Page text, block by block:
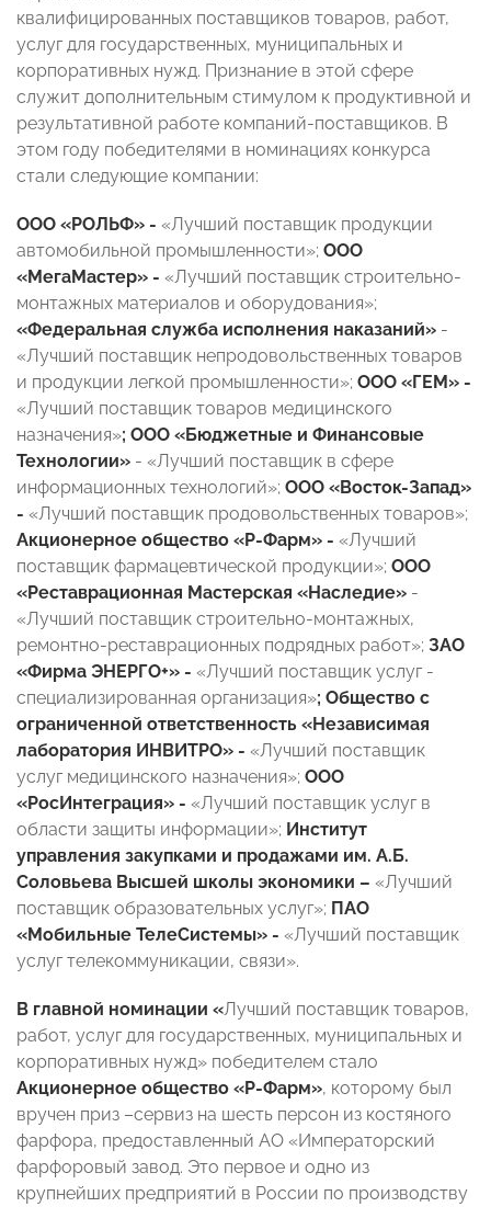
квалифицированных поставщиков товаров, работ,
услуг для государственных, муниципальных и
корпоративных нужд. Признание в этой сфере
служит дополнительным стимулом к продуктивной и
результативной работе компаний-поставщиков. В
этом году победителями в номинациях конкурса
стали следующие компании:
ООО «РОЛЬФ» - «Лучший поставщик продукции
автомобильной промышленности»; ООО
«МегаМастер» - «Лучший поставщик строительно-
монтажных материалов и оборудования»;
«Федеральная служба исполнения наказаний» -
«Лучший поставщик непродовольственных товаров
и продукции легкой промышленности»; ООО «ГЕМ» -
«Лучший поставщик товаров медицинского
назначения»; ООО «Бюджетные и Финансовые
Технологии» - «Лучший поставщик в сфере
информационных технологий»; ООО «Восток-Запад»
- «Лучший поставщик продовольственных товаров»;
Акционерное общество «Р-Фарм» - «Лучший
поставщик фармацевтической продукции»; ООО
«Реставрационная Мастерская «Наследие» -
«Лучший поставщик строительно-монтажных,
ремонтно-реставрационных подрядных работ»; ЗАО
«Фирма ЭНЕРГО+» - «Лучший поставщик услуг -
специализированная организация»; Общество с
ограниченной ответственность «Независимая
лаборатория ИНВИТРО» - «Лучший поставщик
услуг медицинского назначения»; ООО
«РосИнтеграция» - «Лучший поставщик услуг в
области защиты информации»; Институт
управления закупками и продажами им. А.Б.
Соловьева Высшей школы экономики – «Лучший
поставщик образовательных услуг»; ПАО
«Мобильные ТелеСистемы» - «Лучший поставщик
услуг телекоммуникации, связи».
В главной номинации «Лучший поставщик товаров,
работ, услуг для государственных, муниципальных и
корпоративных нужд» победителем стало
Акционерное общество «Р-Фарм», которому был
вручен приз –сервиз на шесть персон из костяного
фарфора, предоставленный АО «Императорский
фарфоровый завод. Это первое и одно из
крупнейших предприятий в России по производству